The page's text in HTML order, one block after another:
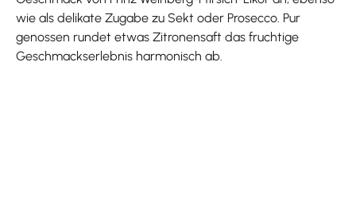
wie als delikate Zugabe zu Sekt oder Prosecco. Pur
genossen rundet etwas Zitronensaft das fruchtige
Geschmackserlebnis harmonisch ab.